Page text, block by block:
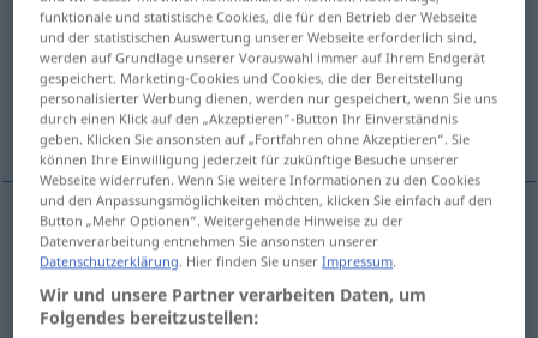
Übersicht aller Übersetzungen
(Für mehr Details die Übersetzung anklicken/antippen)
Kleinkram, Kleinigkeiten
Kleinkramm sitnarija
Kleinigkeitenpl sitnarija
funktionale und statistische Cookies, die für den Betrieb der Webseite
und der statistischen Auswertung unserer Webseite erforderlich sind,
werden auf Grundlage unserer Vorauswahl immer auf Ihrem Endgerät
gespeichert. Marketing-Cookies und Cookies, die der Bereitstellung
personalisierter Werbung dienen, werden nur gespeichert, wenn Sie uns
durch einen Klick auf den „Akzeptieren“-Button Ihr Einverständnis
geben. Klicken Sie ansonsten auf „Fortfahren ohne Akzeptieren“. Sie
können Ihre Einwilligung jederzeit für zukünftige Besuche unserer
Webseite widerrufen. Wenn Sie weitere Informationen zu den Cookies
und den Anpassungsmöglichkeiten möchten, klicken Sie einfach auf den
Button „Mehr Optionen“. Weitergehende Hinweise zu der
Datenverarbeitung entnehmen Sie ansonsten unserer
Datenschutzerklärung. Hier finden Sie unserImpressum.
Wir und unsere Partner verarbeiten Daten, um
Folgendes bereitzustellen: